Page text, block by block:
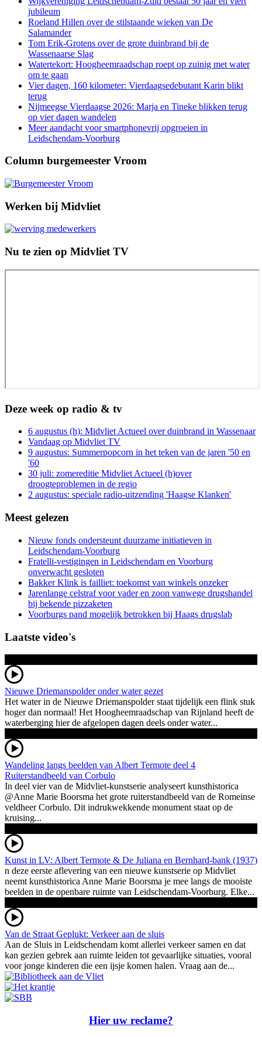
jubileum
Roeland Hillen over de stilstaande wieken van De
Salamander
Tom Erik-Grotens over de grote duinbrand bij de
Wassenaarse Slag
Watertekort: Hoogheemraadschap roept op zuinig met water
om te gaan
Vier dagen, 160 kilometer: Vierdaagsedebutant Karin blikt
terug
Nijmeegse Vierdaagse 2026: Marja en Tineke blikken terug
op vier dagen wandelen
Meer aandacht voor smartphonevrij opgroeien in
Leidschendam-Voorburg
Column burgemeester Vroom
Werken bij Midvliet
Nu te zien op Midvliet TV
Deze week op radio & tv
6 augustus (h): Midvliet Actueel over duinbrand in Wassenaar
Vandaag op Midvliet TV
9 augustus: Summerpopcorn in het teken van de jaren '50 en
'60
30 juli: zomereditie Midvliet Actueel (h)over
droogteproblemen in de regio
2 augustus: speciale radio-uitzending 'Haagse Klanken'
Meest gelezen
Nieuw fonds ondersteunt duurzame initiatieven in
Leidschendam-Voorburg
Fratelli-vestigingen in Leidschendam en Voorburg
onverwacht gesloten
Bakker Klink is failliet: toekomst van winkels onzeker
Jarenlange celstraf voor vader en zoon vanwege drugshandel
bij bekende pizzaketen
Voorburgs pand mogelijk betrokken bij Haags drugslab
Laatste video's
Nieuwe Driemanspolder onder water gezet
Het water in de Nieuwe Driemanspolder staat tijdelijk een flink stuk
hoger dan normaal! Het Hoogheemraadschap van Rijnland heeft de
waterberging hier de afgelopen dagen deels onder water...
Wandeling langs beelden van Albert Termote deel 4
Ruiterstandbeeld van Corbulo
In deel vier van de Midvliet-kunstserie analyseert kunsthistorica
@Anne Marie Boorsma het grote ruiterstandbeeld van de Romeinse
veldheer Corbulo. Dit indrukwekkende monument staat op de
kruising...
Kunst in LV: Albert Termote & De Juliana en Bernhard-bank (1937)
n deze eerste aflevering van een nieuwe kunstserie op Midvliet
neemt kunsthistorica Anne Marie Boorsma je mee langs de mooiste
beelden in de openbare ruimte van Leidschendam-Voorburg. Elke...
Van de Straat Geplukt: Verkeer aan de sluis
Aan de Sluis in Leidschendam komt allerlei verkeer samen en dat
kan gezien gebrek aan ruimte leiden tot gevaarlijke situaties, vooral
voor jonge kinderen die een ijsje komen halen. Vraag aan de...
Hier uw reclame?